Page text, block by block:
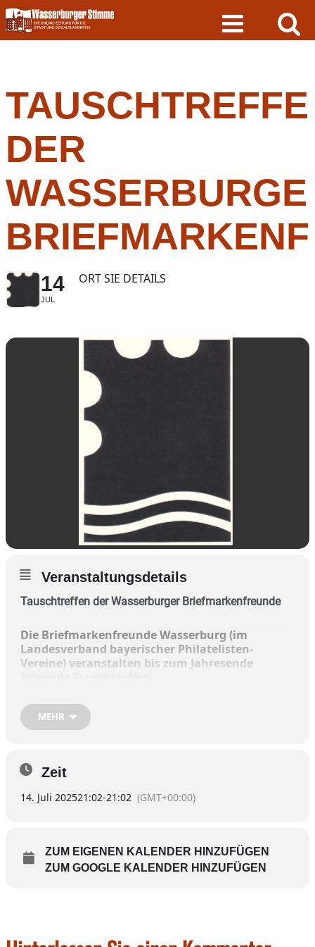
Skip
to
content
DER
14
JUL
ORT SIE DETAILS
Veranstaltungsdetails
Tauschtreffen der Wasserburger Briefmarkenfreunde
Die Briefmarkenfreunde Wasserburg (im
Landesverband bayerischer Philatelisten-
Vereine) veranstalten bis zum Jahresende
Montag, 10. März, Paulanerstuben
Montag, 14. Juli, Paulanerstuben
MEHR
Zeit
14. Juli 202521:02-21:02 (GMT+00:00)
ZUM EIGENEN KALENDER HINZUFÜGEN
ZUM GOOGLE KALENDER HINZUFÜGEN